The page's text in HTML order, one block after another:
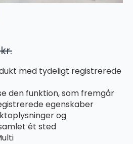
kr.
med tydeligt registrerede
den funktion, som fremgår
egenskaber
og
ét sted